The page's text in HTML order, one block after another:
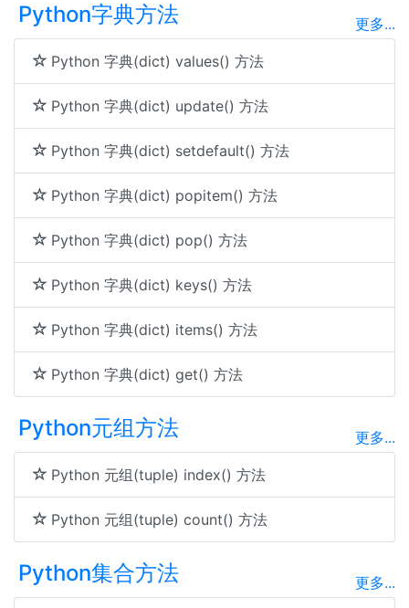
Python字典方法 更多...
Python 字典(dict) values() 方法
Python 字典(dict) update() 方法
Python 字典(dict) setdefault() 方法
Python 字典(dict) popitem() 方法
Python 字典(dict) pop() 方法
Python 字典(dict) keys() 方法
Python 字典(dict) items() 方法
Python 字典(dict) get() 方法
Python元组方法 更多...
Python 元组(tuple) index() 方法
Python 元组(tuple) count() 方法
Python集合方法 更多...